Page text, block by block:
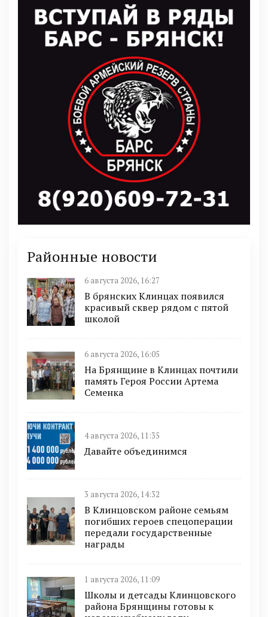
Районные новости
6 августа 2026, 16:27
В брянских Клинцах появился
красивый сквер рядом с пятой
школой
6 августа 2026, 16:05
На Брянщине в Клинцах почтили
память Героя России Артема
Семенка
4 августа 2026, 11:35
Давайте объединимся
3 августа 2026, 14:32
В Клинцовском районе семьям
погибших героев спецоперации
передали государственные
награды
1 августа 2026, 11:09
Школы и детсады Клинцовского
района Брянщины готовы к